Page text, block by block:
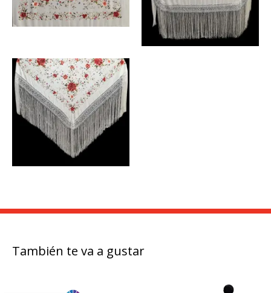
También te va a gustar